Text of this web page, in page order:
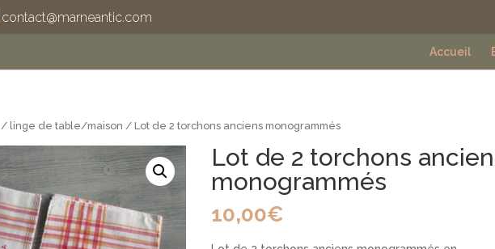
contact@marneantic.com
Accueil
/ linge de table/maison / Lot de 2 torchons anciens monogrammés
Lot de 2 torchons
monogrammés
10,00€